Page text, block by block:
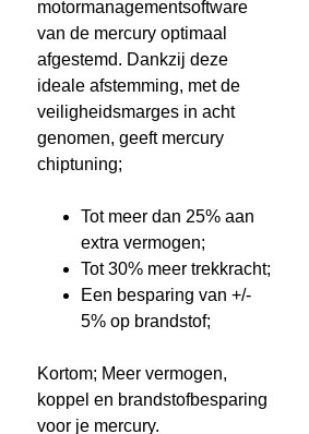
motormanagementsoftware
van de mercury optimaal
afgestemd. Dankzij deze
ideale afstemming, met de
veiligheidsmarges in acht
genomen, geeft mercury
chiptuning;
Tot meer dan 25% aan
extra vermogen;
Tot 30% meer trekkracht;
Een besparing van +/-
5% op brandstof;
Kortom; Meer vermogen,
koppel en brandstofbesparing
voor je mercury.